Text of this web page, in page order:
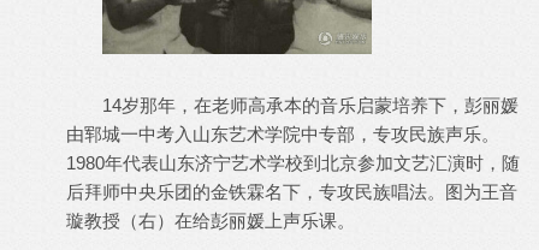
14岁那年，在老师高承本的音乐启蒙培养下，彭丽媛
由郓城一中考入山东艺术学院中专部，专攻民族声乐。
1980年代表山东济宁艺术学校到北京参加文艺汇演时，随
后拜师中央乐团的金铁霖名下，专攻民族唱法。图为王音
璇教授（右）在给彭丽媛上声乐课。